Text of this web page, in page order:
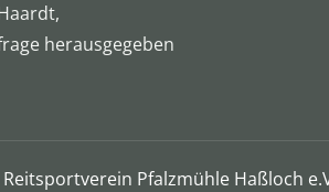
herausgegeben
Pfalzmühle Haßloch